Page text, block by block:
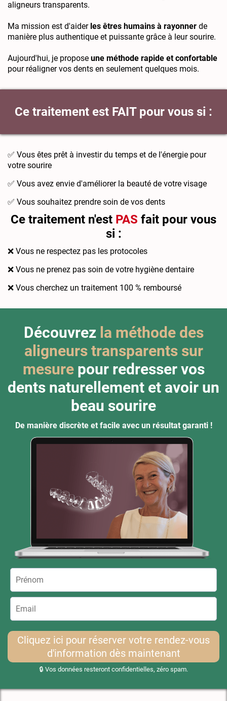
aligneurs transparents.
Ma mission est d'aider les êtres humains à rayonner de
manière plus authentique et puissante grâce à leur sourire.
Aujourd'hui, je propose une méthode rapide et confortable
pour réaligner vos dents en seulement quelques mois.
Ce traitement est FAIT pour vous si :
✅ Vous êtes prêt à investir du temps et de l'énergie pour
votre sourire
✅ Vous avez envie d'améliorer la beauté de votre visage
✅ Vous souhaitez prendre soin de vos dents
Ce traitement n'est PAS fait pour vous
si :
❌ Vous ne respectez pas les protocoles
❌ Vous ne prenez pas soin de votre hygiène dentaire
❌ Vous cherchez un traitement 100 % remboursé
Découvrez la méthode des
aligneurs transparents sur
mesurepour redresser vos
dents naturellement et avoir un
beau sourire
De manière discrète et facile avec un résultat garanti !
Cliquez ici pour réserver votre rendez-vous
d'information dès maintenant
🔒 Vos données resteront confidentielles, zéro spam.